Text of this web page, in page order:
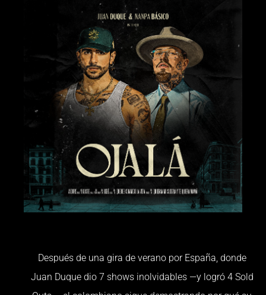
Después de una gira de verano por España, donde
Juan Duque dio 7 shows inolvidables —y logró 4 Sold